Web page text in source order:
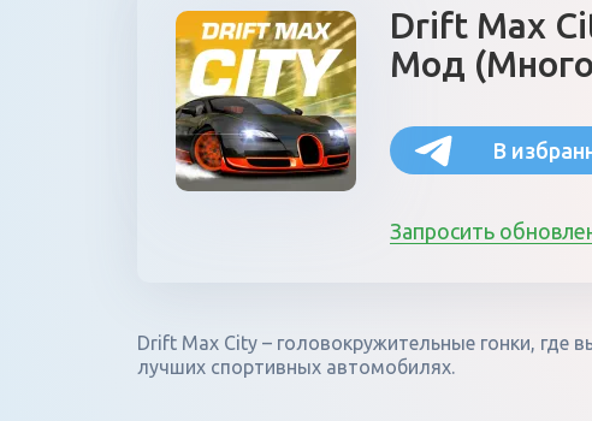
Drift Max
Мод
В
Запросить
Drift Max City – головокружительные гонки, где
лучших спортивных автомобилях.